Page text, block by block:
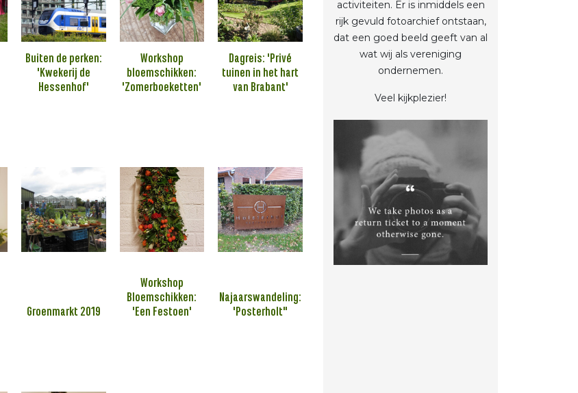
Buiten de perken:
'Kwekerij de
Hessenhof'
Workshop
bloemschikken:
'Zomerboeketten'
Dagreis: 'Privé
tuinen in het hart
van Brabant'
Groenmarkt 2019
Workshop
Bloemschikken:
'Een Festoen'
Najaarswandeling:
'Posterholt"
activiteiten. Er is inmiddels een
rijk gevuld fotoarchief ontstaan,
dat een goed beeld geeft van al
wat wij als vereniging
ondernemen.
Veel kijkplezier!